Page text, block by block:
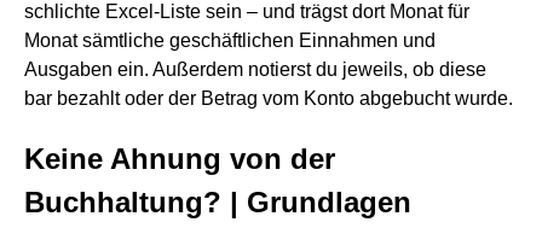
schlichte Excel-Liste sein – und trägst dort Monat für
Monat sämtliche geschäftlichen Einnahmen und
Ausgaben ein. Außerdem notierst du jeweils, ob diese
bar bezahlt oder der Betrag vom Konto abgebucht wurde.
Keine Ahnung von der
Buchhaltung? | Grundlagen